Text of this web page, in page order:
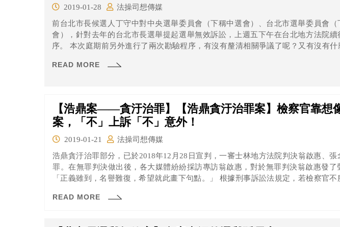
2019-01-28
法操司想傳媒
前台北市長候選人丁守中對中央選舉委員會（下稱中選會）、台北市選舉委員會（
會），針對去年的台北市長選舉提起選舉無效訴訟，上週五下午在台北地方法院續
序。 本次庭期前另外進行了兩次勘驗程序，有沒有釐清相關爭議了呢？又有沒有什麼新發現
READ MORE
【浩鼎案——貪汙治罪】【浩鼎貪汙治罪案】檢察官靠想
案，「不」上訴「不」意外！
2019-01-21
法操司想傳媒
浩鼎貪汙治罪部分，已於2018年12月28日宣判，一審士林地方法院判決翁啟惠、張
罪。在無罪判決做出後，各大媒體紛紛採訪專訪翁啟惠，對於無罪判決翁啟惠發了
「正義雖到，名譽難復，希望就此畫下句點。」 根據刑事訴訟法規定，若檢察官不服判決內
而檢察官也罕見的「不」提出上訴。雖然檢察官未提起上訴，讓人對於台灣的檢察官
READ MORE